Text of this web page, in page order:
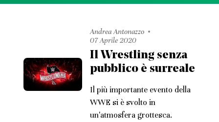
Andrea Antonazzo
07 Aprile 2020
Il Wrestling senza
pubblico è surreale
Il più importante evento della
WWE si è svolto in
un'atmosfera grottesca.